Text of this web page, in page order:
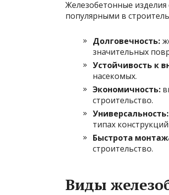
Железобетонные
популярными в
Долговечность:
значительных
Устойчивость к
насекомых.
Экономичность:
строительство.
Универсальность:
типах
Быстрота
строительство.
Виды